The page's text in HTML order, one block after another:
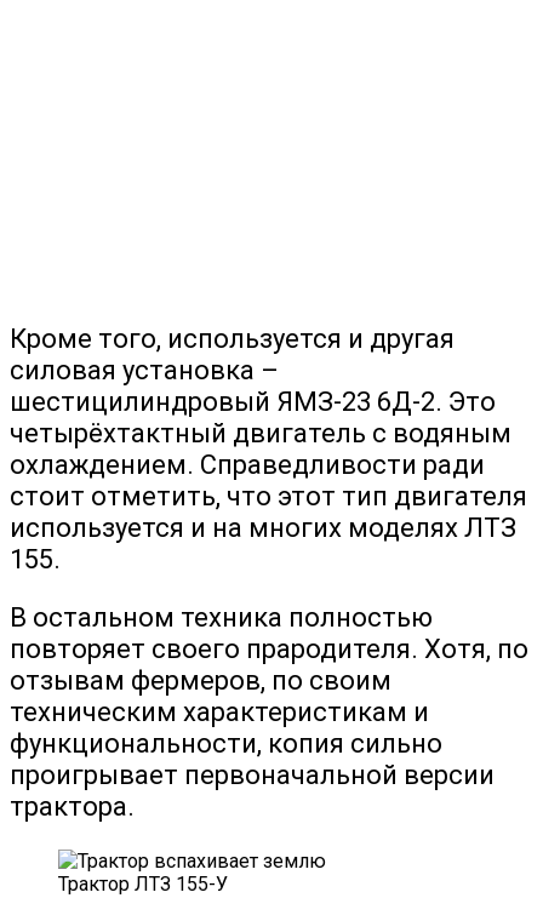
Кроме того, используется и другая
силовая установка –
шестицилиндровый ЯМЗ-23 6Д-2. Это
четырёхтактный двигатель с водяным
охлаждением. Справедливости ради
стоит отметить, что этот тип двигателя
используется и на многих моделях ЛТЗ
155.
В остальном техника полностью
повторяет своего прародителя. Хотя, по
отзывам фермеров, по своим
техническим характеристикам и
функциональности, копия сильно
проигрывает первоначальной версии
трактора.
Трактор ЛТЗ 155-У